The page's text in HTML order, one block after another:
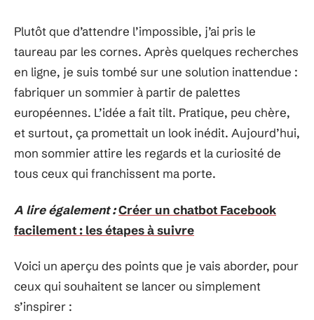
Plutôt que d’attendre l’impossible, j’ai pris le
taureau par les cornes. Après quelques recherches
en ligne, je suis tombé sur une solution inattendue :
fabriquer un sommier à partir de palettes
européennes. L’idée a fait tilt. Pratique, peu chère,
et surtout, ça promettait un look inédit. Aujourd’hui,
mon sommier attire les regards et la curiosité de
tous ceux qui franchissent ma porte.
A lire également :Créer un chatbot Facebook
facilement : les étapes à suivre
Voici un aperçu des points que je vais aborder, pour
ceux qui souhaitent se lancer ou simplement
s’inspirer :